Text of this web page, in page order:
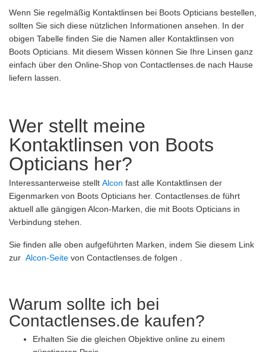
Wenn Sie regelmäßig Kontaktlinsen bei Boots Opticians bestellen,
sollten Sie sich diese nützlichen Informationen ansehen. In der
obigen Tabelle finden Sie die Namen aller Kontaktlinsen von
Boots Opticians. Mit diesem Wissen können Sie Ihre Linsen ganz
einfach über den Online-Shop von Contactlenses.de nach Hause
liefern lassen.
Wer stellt meine
Kontaktlinsen von Boots
Opticians her?
Interessanterweise stellt Alcon fast alle Kontaktlinsen der
Eigenmarken von Boots Opticians her. Contactlenses.de führt
aktuell alle gängigen Alcon-Marken, die mit Boots Opticians in
Verbindung stehen.
Sie finden alle oben aufgeführten Marken, indem Sie diesem Link
zur Alcon-Seite von Contactlenses.de folgen .
Warum sollte ich bei
Contactlenses.de kaufen?
Erhalten Sie die gleichen Objektive online zu einem